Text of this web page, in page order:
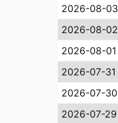
2026-08-03
2026-08-02
2026-08-01
2026-07-31
2026-07-30
2026-07-29